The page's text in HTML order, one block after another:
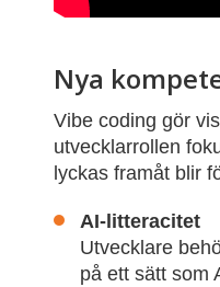
Nya
Vibe coding gör
utvecklarrollen
lyckas framåt blir
AI-litteracitet
Utvecklare
på ett sätt som